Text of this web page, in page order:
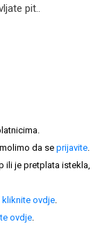
pit..
da se prijavite.
ili je pretplata istekla,
kliknite ovdje.
ovdje.